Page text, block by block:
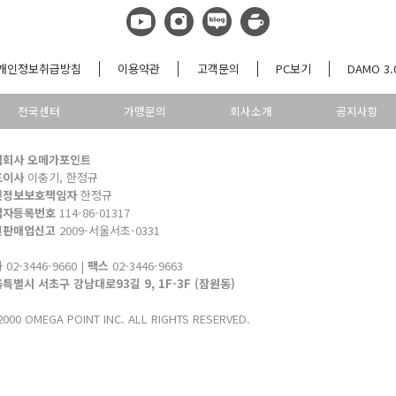
인정보취급방침 이용약관 고객문의 PC보기 DAMO
전국센터 가맹문의 회사소개 공지사항
사 오메가포인트
이사이충기, 한정규
보보호책임자한정규
자등록번호 114-86-01317
매업신고 2009-서울서초-0331
02-3446-9660 | 팩스 02-3446-9663
특별시 서초구 강남대로93길 9, 1F-3F (잠원동)
OMEGA POINT INC. ALL RIGHTS RESERVED.